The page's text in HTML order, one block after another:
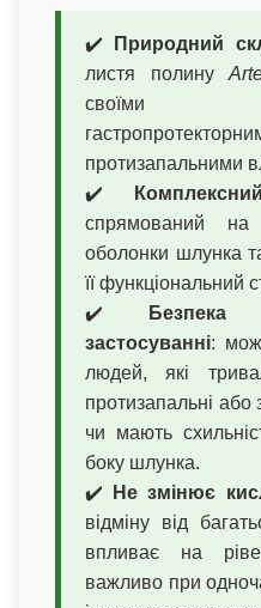
✔️ Природний
листя полину
своїми
протизапальними
✔️
спрямований на
оболонки шлунка
її функціональний
✔️
застосуванні:
людей, які
протизапальні або
чи мають
боку шлунка.
✔️
Не змінює
відміну від
впливає на
важливо при